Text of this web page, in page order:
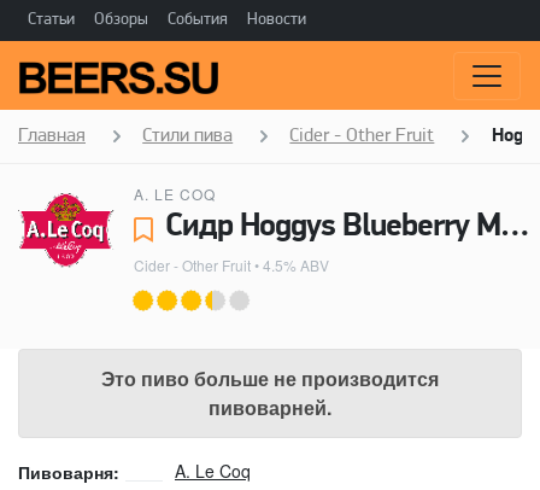
Статьи Обзоры События Новости
Главная Стили пива Cider - Other Fruit
A. LE COQ
Сидр Hoggys Blueberry Magic - A. Le Coq
Cider - Other Fruit• 4.5% ABV
Это пиво больше не производится
пивоварней.
Пивоварня:
A. Le Coq